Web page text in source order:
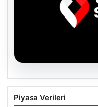
TFF’den isim
Trendyol Süper
Piyasa Verileri